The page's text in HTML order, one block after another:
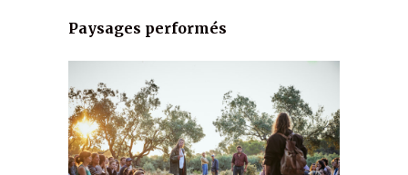
Paysages performés